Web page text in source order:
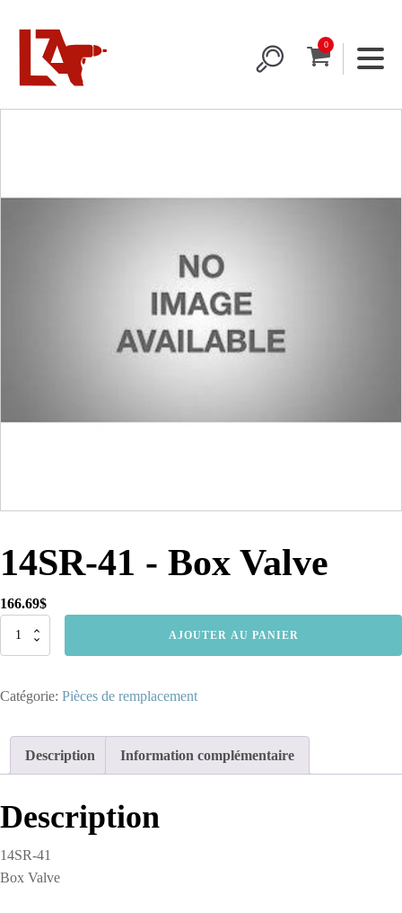
14SR-41 - Box Valve
166.69$
quantité
-
AJOUTER AU PANIER
Catégorie: Pièces de remplacement
Description Information complémentaire
Description
14SR-41
Box Valve